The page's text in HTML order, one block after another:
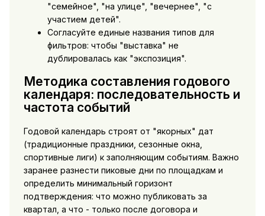
"семейное", "на улице", "вечернее", "с
участием детей".
Согласуйте единые названия типов для
фильтров: чтобы "выставка" не
дублировалась как "экспозиция".
Методика составления годового
календаря: последовательность и
частота событий
Годовой календарь строят от "якорных" дат
(традиционные праздники, сезонные окна,
спортивные лиги) к заполняющим событиям. Важно
заранее разнести пиковые дни по площадкам и
определить минимальный горизонт
подтверждения: что можно публиковать за
квартал, а что - только после договора и